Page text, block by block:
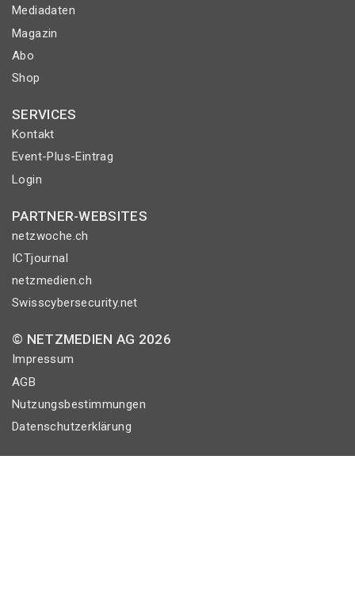
Mediadaten
Magazin
Abo
Shop
SERVICES
Kontakt
Event-Plus-Eintrag
Login
PARTNER-WEBSITES
netzwoche.ch
ICTjournal
netzmedien.ch
Swisscybersecurity.net
© NETZMEDIEN AG 2026
Impressum
AGB
Nutzungsbestimmungen
Datenschutzerklärung